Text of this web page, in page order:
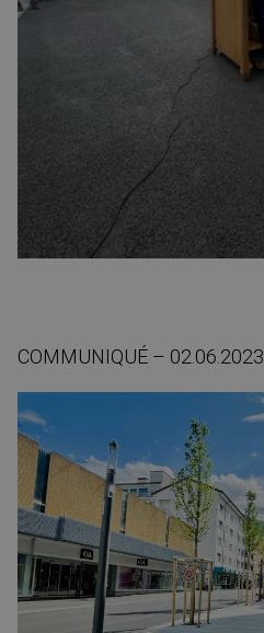
COMMUNIQUÉ – 02.06.2023